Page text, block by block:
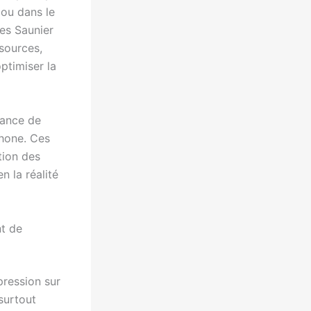
dans le
Saunier
la
de
Ces
des
la réalité
de
sur